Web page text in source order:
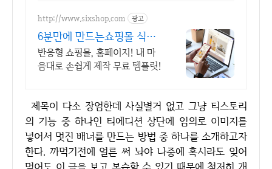
http://www.sixshop.com 광고
6분만에 만드는쇼핑몰 식스
샵
반응형 쇼핑몰, 홈페이지! 내 마
음대로 손쉽게 제작 무료 템플릿!
제목이 다소 장엄한데 사실별거 없고 그냥 티스토리
의 기능 중 하나인 티에디션 상단에 임의로 이미지를
넣어서 멋진 배너를 만드는 방법 중 하나를 소개하고자
한다. 까먹기전에 얼른 써 놔야 나중에 혹시라도 잊어